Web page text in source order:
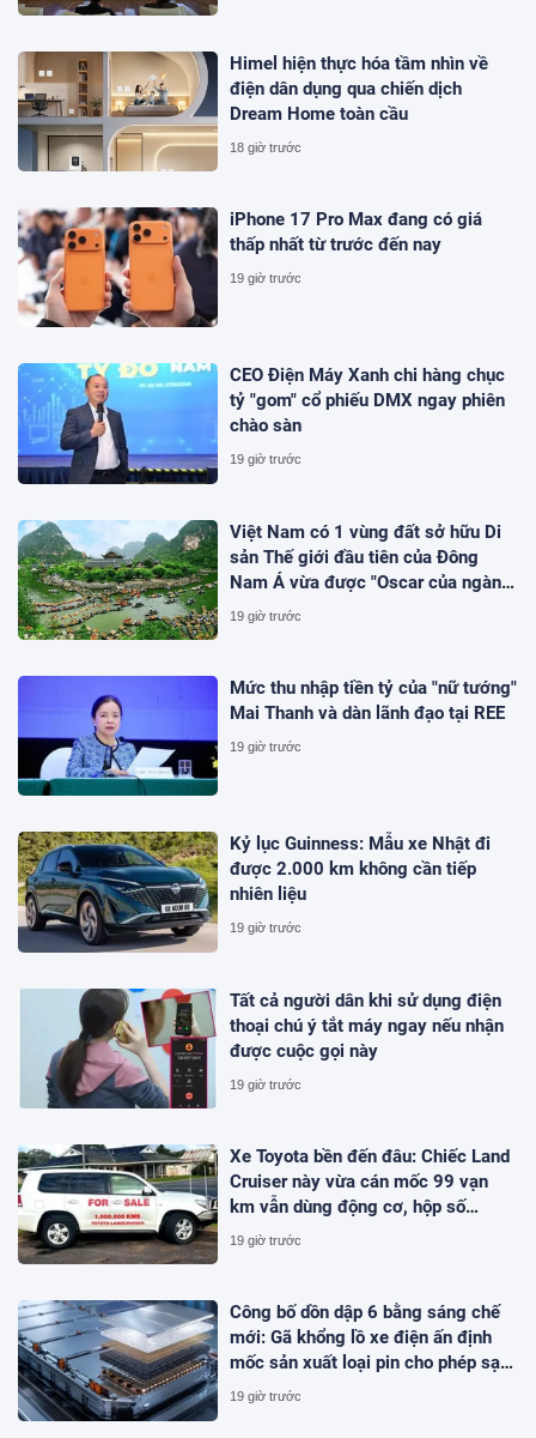
Himel hiện thực hóa tầm nhìn về
điện dân dụng qua chiến dịch
Dream Home toàn cầu
18 giờ trước
iPhone 17 Pro Max đang có giá
thấp nhất từ trước đến nay
19 giờ trước
CEO Điện Máy Xanh chi hàng chục
tỷ "gom" cổ phiếu DMX ngay phiên
chào sàn
19 giờ trước
Việt Nam có 1 vùng đất sở hữu Di
sản Thế giới đầu tiên của Đông
Nam Á vừa được "Oscar của ngành
du lịch" đề cử, là nơi tỷ phú Xuân
19 giờ trước
Mức thu nhập tiền tỷ của "nữ tướng"
Mai Thanh và dàn lãnh đạo tại REE
19 giờ trước
Kỷ lục Guinness: Mẫu xe Nhật đi
được 2.000 km không cần tiếp
nhiên liệu
19 giờ trước
Tất cả người dân khi sử dụng điện
thoại chú ý tắt máy ngay nếu nhận
được cuộc gọi này
19 giờ trước
Xe Toyota bền đến đâu: Chiếc Land
Cruiser này vừa cán mốc 99 vạn
km vẫn dùng động cơ, hộp số
nguyên bản
19 giờ trước
Công bố dồn dập 6 bằng sáng chế
mới: Gã khổng lồ xe điện ấn định
mốc sản xuất loại pin cho phép sạc
1 lần đi từ Hà Nội đến TP.HCM
19 giờ trước